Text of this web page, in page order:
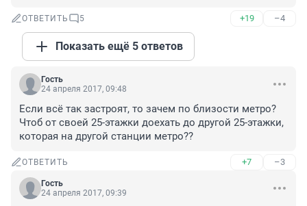
ОТВЕТИТЬ 5 +19 –4
Показать ещё 5 ответов
Гость
24 апреля 2017, 09:48
Если всё так застроят, то зачем по близости метро?
Чтоб от своей 25-этажки доехать до другой 25-этажки,
которая на другой станции метро??
ОТВЕТИТЬ +7 –3
Гость
24 апреля 2017, 09:39